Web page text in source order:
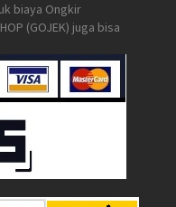
biaya Ongkir
(GOJEK) juga bisa